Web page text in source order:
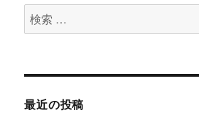
検
索
象:
最近の投稿